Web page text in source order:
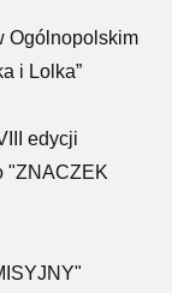
Ogólnopolskim
i Lolka”
edycji
"ZNACZEK